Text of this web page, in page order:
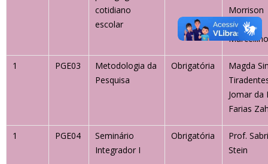
cotidiano
escolar
Morrison
Kaviski
Marcellino
1 PGE03
Metodologia da
Pesquisa
Obrigatória
Magda
Jomar da
Farias
1 PGE04
Seminário
Integrador I
Obrigatória
Prof.
Stein